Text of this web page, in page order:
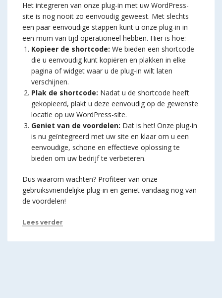
Het integreren van onze plug-in met uw WordPress-
site is nog nooit zo eenvoudig geweest. Met slechts
een paar eenvoudige stappen kunt u onze plug-in in
een mum van tijd operationeel hebben. Hier is hoe:
Kopieer de shortcode: We bieden een shortcode
die u eenvoudig kunt kopiëren en plakken in elke
pagina of widget waar u de plug-in wilt laten
verschijnen.
Plak de shortcode: Nadat u de shortcode heeft
gekopieerd, plakt u deze eenvoudig op de gewenste
locatie op uw WordPress-site.
Geniet van de voordelen: Dat is het! Onze plug-in
is nu geïntegreerd met uw site en klaar om u een
eenvoudige, schone en effectieve oplossing te
bieden om uw bedrijf te verbeteren.
Dus waarom wachten? Profiteer van onze
gebruiksvriendelijke plug-in en geniet vandaag nog van
de voordelen!
Lees verder